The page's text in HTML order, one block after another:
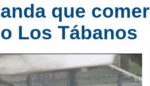
que
Los Tábanos